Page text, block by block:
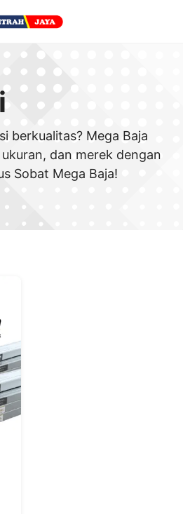
berkualitas? Mega Baja
dan merek dengan
Sobat Mega Baja!